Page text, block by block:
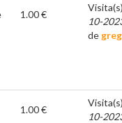
1.00 €
10-
de
1.00 €
10-